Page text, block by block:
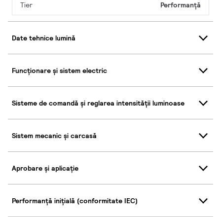
Tier Performanță
Date tehnice lumină
Funcționare și sistem electric
Sisteme de comandă și reglarea intensității luminoase
Sistem mecanic și carcasă
Aprobare și aplicație
Performanță inițială (conformitate IEC)